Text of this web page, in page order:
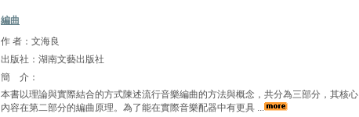
編曲
作 者：文海良
出版社：湖南文藝出版社
簡 介：
本書以理論與實際結合的方式陳述流行音樂編曲的方法與概念，共分為三部分，其核心
內容在第二部分的編曲原理。為了能在實際音樂配器中有更具 ...